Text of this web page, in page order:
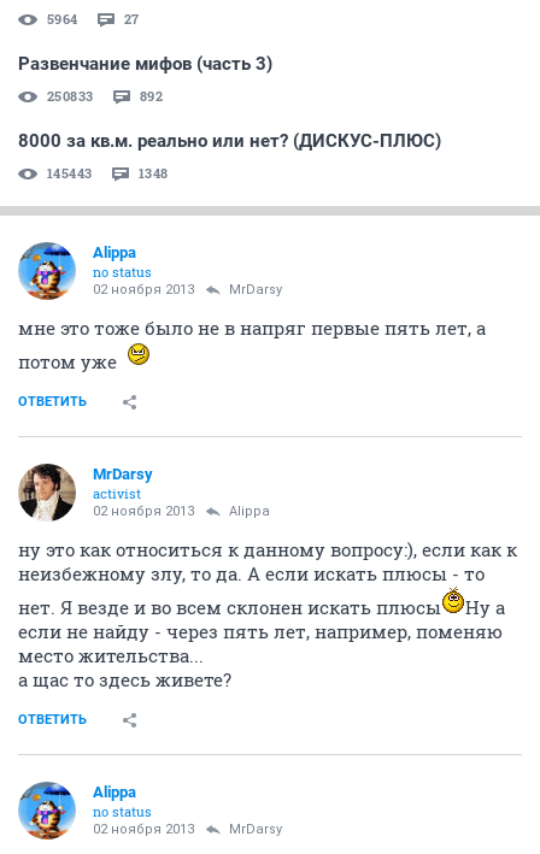
5964 27
Развенчание мифов (часть 3)
250833 892
8000 за кв.м. реально или нет? (ДИСКУС-ПЛЮС)
145443 1348
Alippa
no status
02 ноября 2013 MrDarsy
мне это тоже было не в напряг первые пять лет, а
потом уже
ОТВЕТИТЬ
MrDarsy
activist
02 ноября 2013 Alippa
ну это как относиться к данному вопросу:), если как к
неизбежному злу, то да. А если искать плюсы - то
нет. Я везде и во всем склонен искать плюсы
Ну а
если не найду - через пять лет, например, поменяю
место жительства...
а щас то здесь живете?
ОТВЕТИТЬ
Alippa
no status
02 ноября 2013 MrDarsy